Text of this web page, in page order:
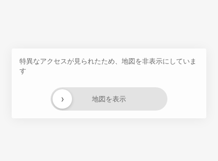
特異なアクセスが見られたため、地図を非表示にしていま
す
地図を表示
›